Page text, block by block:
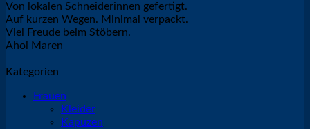
Von lokalen Schneiderinnen gefertigt.
Auf kurzen Wegen. Minimal verpackt.
Viel Freude beim Stöbern.
Ahoi Maren
Kategorien
Frauen
Kleider
Kapuzen